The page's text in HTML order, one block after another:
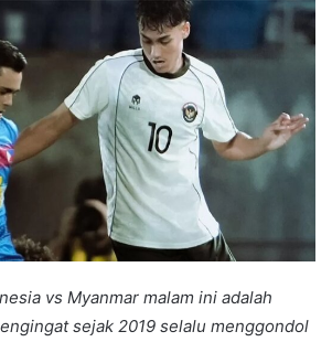
vs Myanmar malam ini adalah
sejak 2019 selalu menggondol